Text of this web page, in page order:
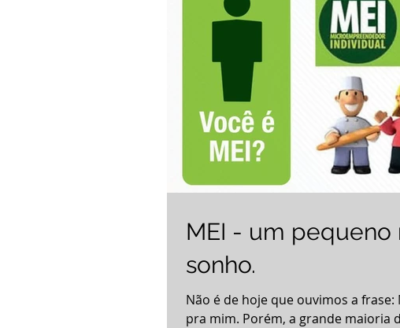
MEI - um
sonho.
Não é de hoje que ouvimos a
pra mim. Porém, a grande maioria